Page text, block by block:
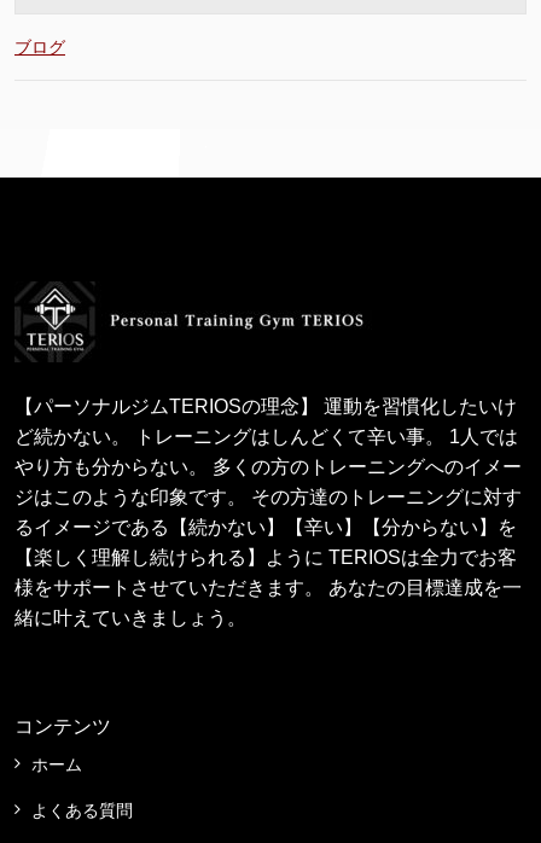
ブログ
【パーソナルジムTERIOSの理念】 運動を習慣化したいけ
ど続かない。 トレーニングはしんどくて辛い事。 1人では
やり方も分からない。 多くの方のトレーニングへのイメー
ジはこのような印象です。 その方達のトレーニングに対す
るイメージである【続かない】【辛い】【分からない】を
【楽しく理解し続けられる】ように TERIOSは全力でお客
様をサポートさせていただきます。 あなたの目標達成を一
緒に叶えていきましょう。
コンテンツ
ホーム
よくある質問